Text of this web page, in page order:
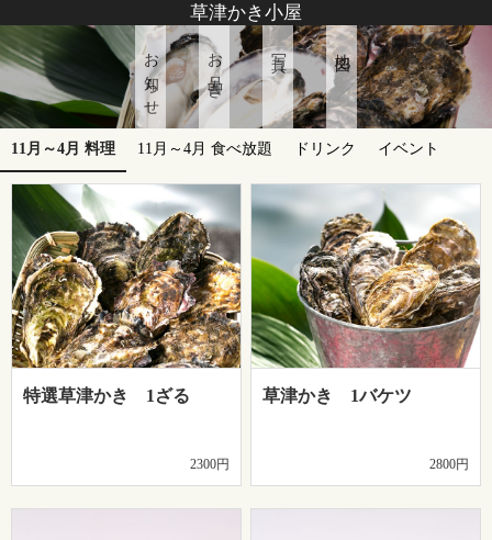
草津かき小屋
お知らせ お品書き 写真 地図
11月～4月 料理 11月～4月 食べ放題 ドリンク イベント
特選草津かき 1ざる
2300円
草津かき 1バケツ
2800円